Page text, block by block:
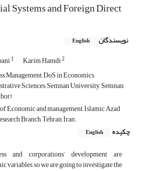
Systems and Foreign Direct
نویسندگان English
1 Karim Hamdi2
Management, DoS in Economics,
Sciences, Semnan University, Semnan,
Economic and management, Islamic Azad
Branch, Tehran, Iran.
چکیده
English
and corporations’ development are
variables, so we are going to investigate the